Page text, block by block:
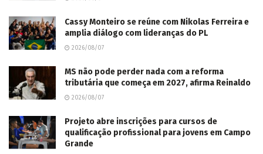
Cassy Monteiro se reúne com Nikolas Ferreira e
amplia diálogo com lideranças do PL
2026/08/07
MS não pode perder nada com a reforma
tributária que começa em 2027, afirma Reinaldo
2026/08/07
Projeto abre inscrições para cursos de
qualificação profissional para jovens em Campo
Grande